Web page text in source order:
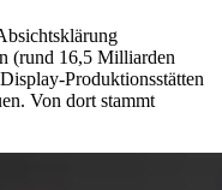
(rund 16,5 Milliarden
Produktionsstätten
Von dort stammt